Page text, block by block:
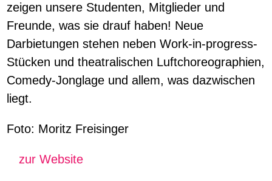
zeigen unsere Studenten, Mitglieder und
Freunde, was sie drauf haben! Neue
Darbietungen stehen neben Work-in-progress-
Stücken und theatralischen Luftchoreographien,
Comedy-Jonglage und allem, was dazwischen
liegt.
Foto: Moritz Freisinger
zur Website